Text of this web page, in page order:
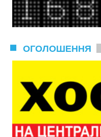
ОГОЛОШЕННЯ